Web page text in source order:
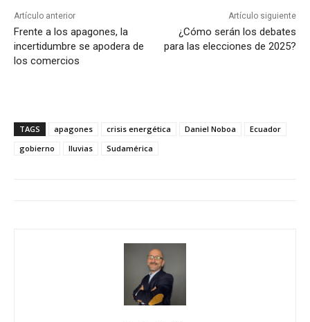
Artículo anterior
Frente a los apagones, la
incertidumbre se apodera de
los comercios
Artículo siguiente
¿Cómo serán los debates
para las elecciones de 2025?
TAGS apagones crisis energética Daniel Noboa
Ecuador
gobierno
lluvias Sudamérica